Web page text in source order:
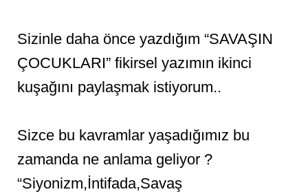
Sizinle daha önce yazdığım “SAVAŞIN
ÇOCUKLARI” fikirsel yazımın ikinci
kuşağını paylaşmak istiyorum..
Sizce bu kavramlar yaşadığımız bu
zamanda ne anlama geliyor ?
“Siyonizm,İntifada,Savaş